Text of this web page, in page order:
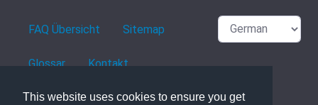
This website uses cookies to ensure you get
FAQ Übersicht Sitemap
Glossar Kontakt
Datenschutzerklärung